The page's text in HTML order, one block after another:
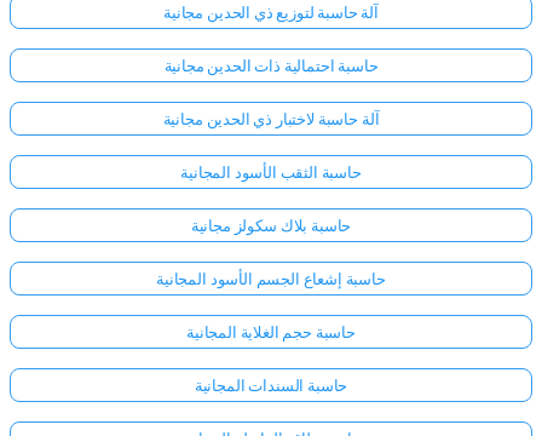
آلة حاسبة لتوزيع ذي الحدين مجانية
حاسبة احتمالية ذات الحدين مجانية
آلة حاسبة لاختبار ذي الحدين مجانية
حاسبة الثقب الأسود المجانية
حاسبة بلاك سكولز مجانية
حاسبة إشعاع الجسم الأسود المجانية
حاسبة حجم الغلاية المجانية
حاسبة السندات المجانية